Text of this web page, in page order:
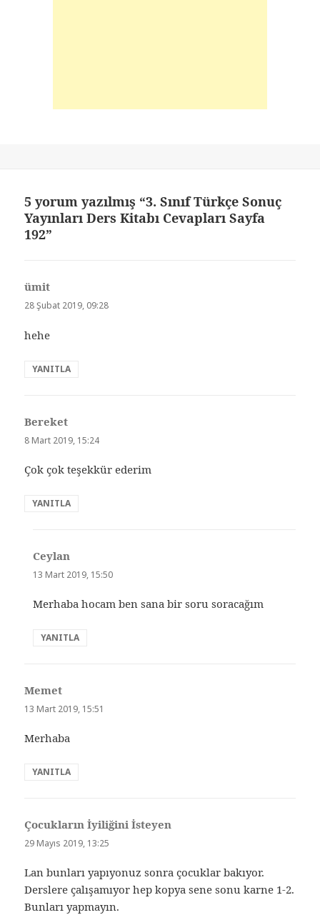
5 yorum yazılmış “3. Sınıf Türkçe Sonuç
Yayınları Ders Kitabı Cevapları Sayfa
192”
ümit
ki:
28 Şubat 2019, 09:28
hehe
YANITLA
Bereket
ki:
8 Mart 2019, 15:24
Çok çok teşekkür ederim
YANITLA
Ceylan
ki:
13 Mart 2019, 15:50
Merhaba hocam ben sana bir soru soracağım
YANITLA
Memet
ki:
13 Mart 2019, 15:51
Merhaba
YANITLA
Çocukların İyiliğini İsteyen
29 Mayıs 2019, 13:25
Lan bunları yapıyonuz sonra çocuklar bakıyor.
Derslere çalışamıyor hep kopya sene sonu karne 1-2.
Bunları yapmayın.